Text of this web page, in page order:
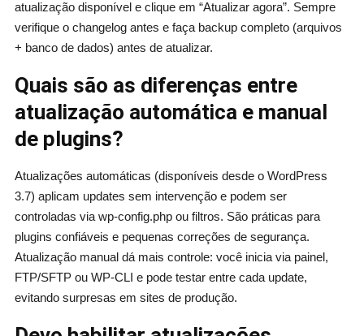
atualização disponível e clique em “Atualizar agora”. Sempre
verifique o changelog antes e faça backup completo (arquivos
+ banco de dados) antes de atualizar.
Quais são as diferenças entre
atualização automática e manual
de plugins?
Atualizações automáticas (disponíveis desde o WordPress
3.7) aplicam updates sem intervenção e podem ser
controladas via wp-config.php ou filtros. São práticas para
plugins confiáveis e pequenas correções de segurança.
Atualização manual dá mais controle: você inicia via painel,
FTP/SFTP ou WP-CLI e pode testar entre cada update,
evitando surpresas em sites de produção.